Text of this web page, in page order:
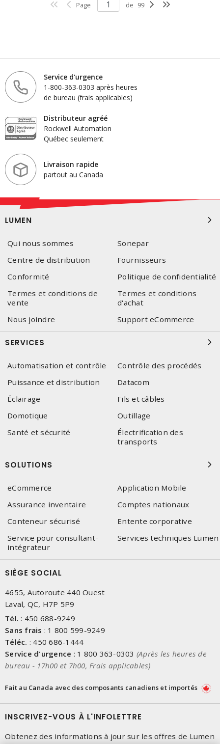
Page de 99
Service d'urgence
1-800-363-0303 après heures
de bureau (frais applicables)
Distributeur agréé
Rockwell Automation
Québec seulement
Livraison rapide
partout au Canada
LUMEN
Qui nous sommes
Sonepar
Centre de distribution
Fournisseurs
Conformité
Politique de confidentialité
Termes et conditions de
vente
Termes et conditions
d'achat
Nous joindre
Support eCommerce
SERVICES
Automatisation et contrôle
Contrôle des procédés
Puissance et distribution
Datacom
Éclairage
Fils et câbles
Domotique
Outillage
Santé et sécurité
Électrification des
transports
SOLUTIONS
eCommerce
Application Mobile
Assurance inventaire
Comptes nationaux
Conteneur sécurisé
Entente corporative
Service pour consultant-
intégrateur
Services techniques Lumen
SIÈGE SOCIAL
4655, Autoroute 440 Ouest
Laval, QC, H7P 5P9
Tél. : 450 688-9249
Sans frais : 1 800 599-9249
Téléc. : 450 686-1444
Service d'urgence : 1 800 363-0303 (Après les heures de
bureau - 17h00 et 7h00, Frais applicables)
Fait au Canada avec des composants canadiens et importés
INSCRIVEZ-VOUS À L'INFOLETTRE
Obtenez des informations à jour sur les offres de Lumen